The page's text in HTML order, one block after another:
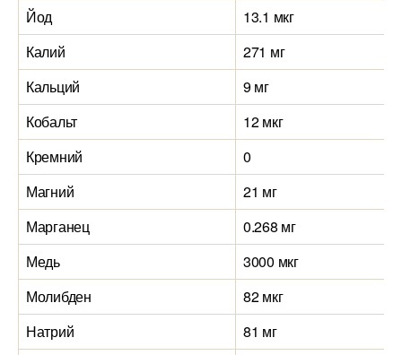
Йод
13.1 мкг
Калий
271 мг
Кальций
9 мг
Кобальт
12 мкг
Кремний
0
Магний
21 мг
Марганец
0.268 мг
Медь
3000 мкг
Молибден
82 мкг
Натрий
81 мг